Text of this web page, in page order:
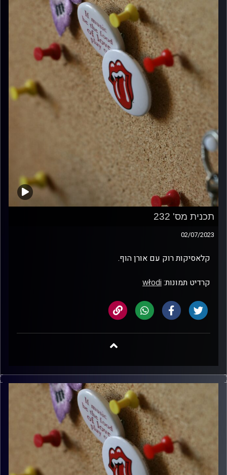
תכנית מס' 232
02/07/2023
קלאסיקות רוק עם אורן הוף.
קרדיט תמונות:włodi